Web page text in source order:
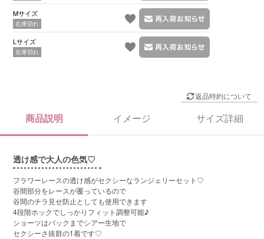
Mサイズ
在庫切れ
Lサイズ
在庫切れ
返品特約について
商品説明 イメージ サイズ詳細
透け感で大人の色気♡
フラワーレースの透け感がセクシーなランジェリーセット♡
谷間部分をレースが覆っているので
谷間のチラ見せ防止としても使用できます
4段階ホックでしっかりフィット調整可能♪
ショーツはバックまでシアー生地で
セクシーさ抜群の1着です♡